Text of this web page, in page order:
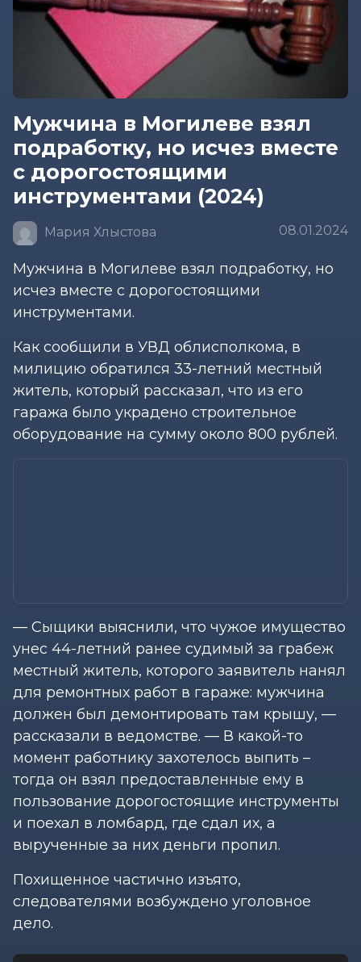
Мужчина в Могилеве взял
подработку, но исчез вместе
с дорогостоящими
инструментами (2024)
Мария Хлыстова 08.01.2024
Мужчина в Могилеве взял подработку, но
исчез вместе с дорогостоящими
инструментами.
Как сообщили в УВД облисполкома, в
милицию обратился 33-летний местный
житель, который рассказал, что из его
гаража было украдено строительное
оборудование на сумму около 800 рублей.
— Сыщики выяснили, что чужое имущество
унес 44-летний ранее судимый за грабеж
местный житель, которого заявитель нанял
для ремонтных работ в гараже: мужчина
должен был демонтировать там крышу, —
рассказали в ведомстве. — В какой-то
момент работнику захотелось выпить –
тогда он взял предоставленные ему в
пользование дорогостоящие инструменты
и поехал в ломбард, где сдал их, а
вырученные за них деньги пропил.
Похищенное частично изъято,
следователями возбуждено уголовное
дело.